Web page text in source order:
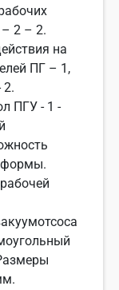
2 – 2.
на
ПГ – 1,
2.
ПГУ - 1 -
формы.